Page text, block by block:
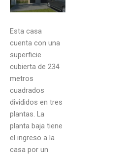
Esta casa
cuenta con una
superficie
cubierta de 234
metros
cuadrados
divididos en tres
plantas. La
planta baja tiene
el ingreso a la
casa por un